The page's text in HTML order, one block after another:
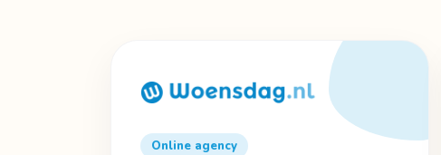
Online agency